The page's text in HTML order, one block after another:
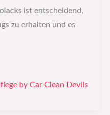
ist entscheidend,
zu erhalten und es
by Car Clean Devils